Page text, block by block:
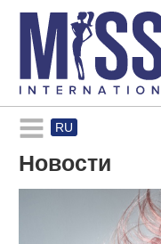
RU
Rules and
About
Новости